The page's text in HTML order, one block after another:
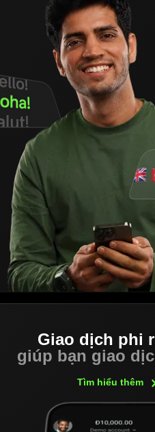
Giao dịch phi
giúp bạn giao
Tìm hiểu thêm